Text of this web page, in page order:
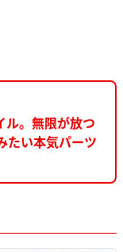
ル。無限が放つ
たい本気パーツ